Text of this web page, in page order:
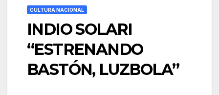
CULTURA NACIONAL
INDIO SOLARI
“ESTRENANDO
BASTÓN, LUZBOLA”